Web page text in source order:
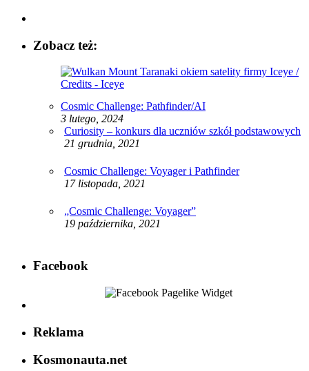
Zobacz też:
Cosmic Challenge: Pathfinder/AI
3 lutego, 2024
Curiosity – konkurs dla uczniów szkół podstawowych
21 grudnia, 2021
Cosmic Challenge: Voyager i Pathfinder
17 listopada, 2021
„Cosmic Challenge: Voyager”
19 października, 2021
Facebook
Reklama
Kosmonauta.net